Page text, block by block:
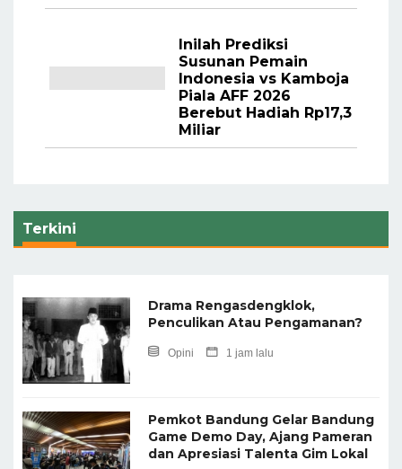
Inilah Prediksi
Susunan Pemain
Indonesia vs Kamboja
Piala AFF 2026
Berebut Hadiah Rp17,3
Miliar
Terkini
Drama Rengasdengklok,
Penculikan Atau Pengamanan?
Opini 1 jam lalu
Pemkot Bandung Gelar Bandung
Game Demo Day, Ajang Pameran
dan Apresiasi Talenta Gim Lokal